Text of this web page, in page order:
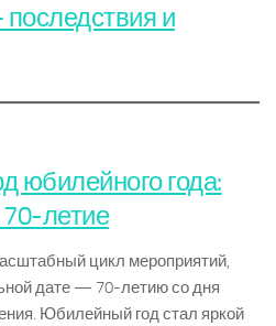
и
юбилейного года:
летие
цикл мероприятий,
дате — 70-летию со дня
Юбилейный год стал яркой